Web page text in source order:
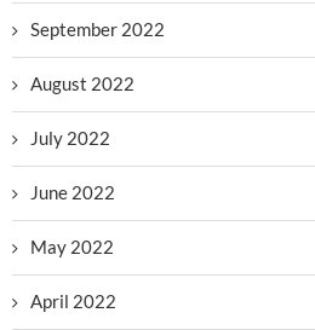
September 2022
August 2022
July 2022
June 2022
May 2022
April 2022